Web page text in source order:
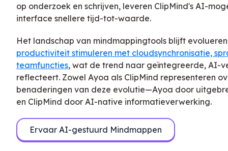
op onderzoek en schrijven, leveren ClipMind's AI-
interface snellere tijd-tot-waarde.
Het landschap van mindmappingtools blijft
productiviteit stimuleren met cloudsynchronisatie,
teamfuncties, wat de trend naar geïntegreerde, AI-
reflecteert. Zowel Ayoa als ClipMind representeren
benaderingen van deze evolutie—Ayoa door
en ClipMind door AI-native informatieverwerking.
Ervaar AI-gestuurd Mindmappen